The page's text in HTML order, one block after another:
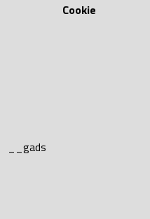
Cookie
__gads